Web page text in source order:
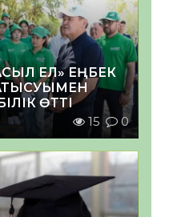
ЕЛ» ЕҢБЕК
ӨТТІ
15 0